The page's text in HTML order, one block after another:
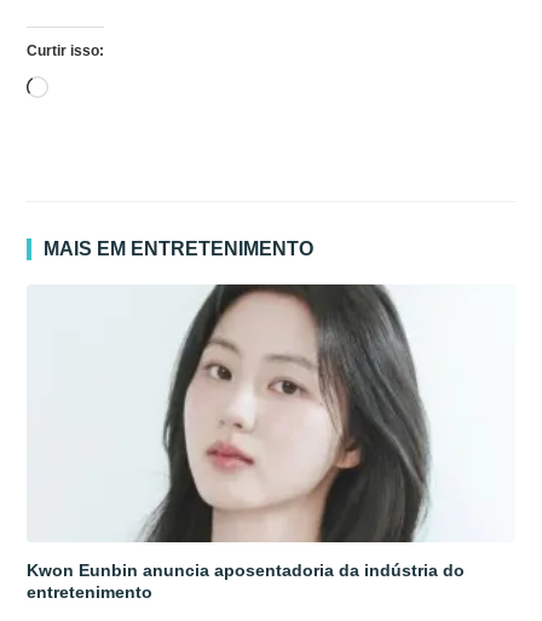
Curtir isso:
Carregando...
MAIS EM ENTRETENIMENTO
Kwon Eunbin anuncia aposentadoria da indústria do
entretenimento